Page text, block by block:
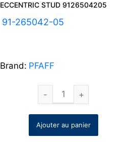
ECCENTRIC STUD 9126504205
91-265042-05
Brand: PFAFF
Ajouter au panier